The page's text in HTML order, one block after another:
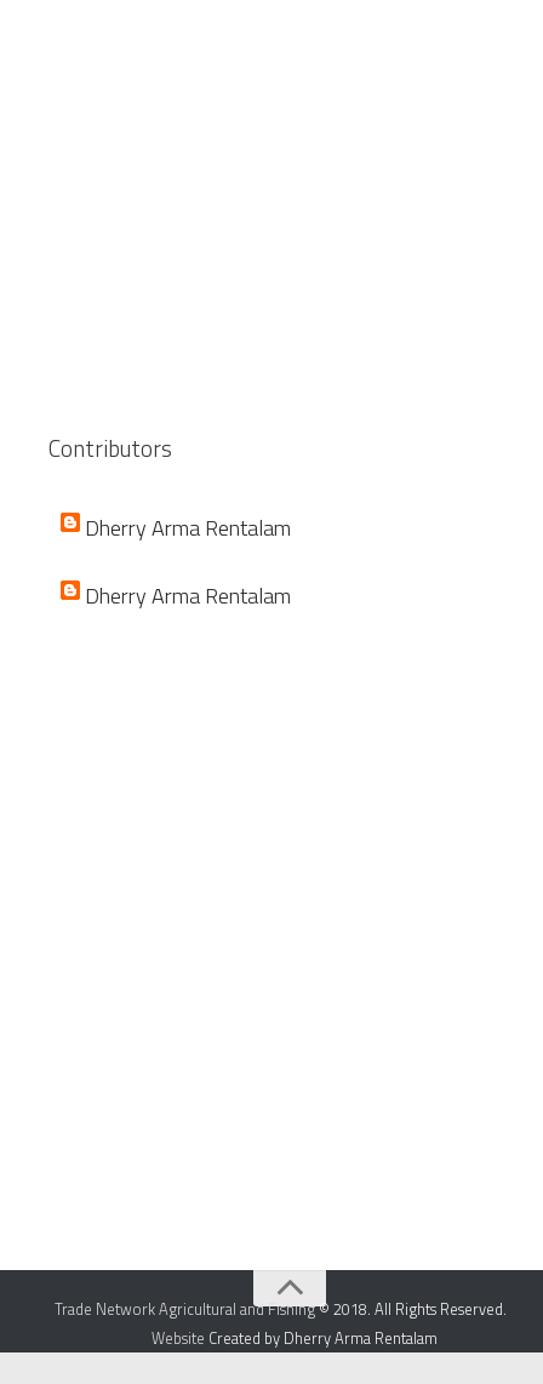
Contributors
Dherry Arma Rentalam
Dherry Arma Rentalam
Trade Network Agricultural and Fishing© 2018. All Rights Reserved.
Website Created by Dherry Arma Rentalam